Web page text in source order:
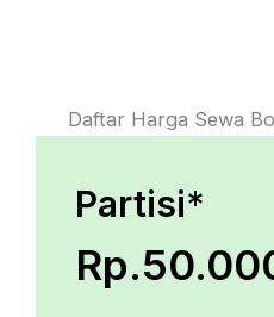
Daftar Harga Sewa
Partisi*